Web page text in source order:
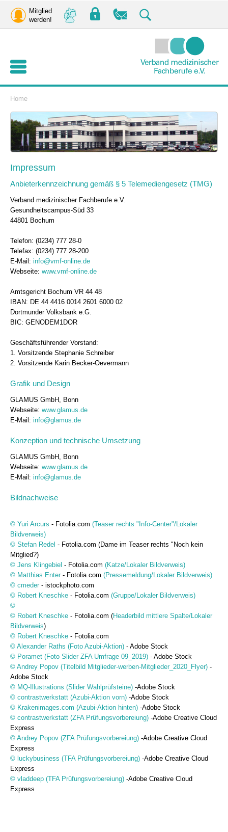
Mitglied
werden!
Home
Impressum
Anbieterkennzeichnung gemäß § 5 Telemediengesetz (TMG)
Verband medizinischer Fachberufe e.V.
Gesundheitscampus-Süd 33
44801 Bochum
Telefon: (0234) 777 28-0
Telefax: (0234) 777 28-200
E-Mail: info@vmf-online.de
Webseite: www.vmf-online.de
Amtsgericht Bochum VR 44 48
IBAN: DE 44 4416 0014 2601 6000 02
Dortmunder Volksbank e.G.
BIC: GENODEM1DOR
Geschäftsführender Vorstand:
1. Vorsitzende Stephanie Schreiber
2. Vorsitzende Karin Becker-Oevermann
Grafik und Design
GLAMUS GmbH, Bonn
Webseite: www.glamus.de
E-Mail: info@glamus.de
Konzeption und technische Umsetzung
GLAMUS GmbH, Bonn
Webseite: www.glamus.de
E-Mail: info@glamus.de
Bildnachweise
© Yuri Arcurs - Fotolia.com (Teaser rechts "Info-Center"/Lokaler
Bildverweis)
© Stefan Redel - Fotolia.com (Dame im Teaser rechts "Noch kein
Mitglied?)
© Jens Klingebiel - Fotolia.com (Katze/Lokaler Bildverweis)
© Matthias Enter- Fotolia.com (Pressemeldung/Lokaler Bildverweis)
© cmeder- istockphoto.com
© Robert Kneschke - Fotolia.com (Gruppe/Lokaler Bildverweis)
©
© Robert Kneschke - Fotolia.com (Headerbild mittlere Spalte/Lokaler
Bildverweis)
© Robert Kneschke - Fotolia.com
© Alexander Raths (Foto Azubi-Aktion) - Adobe Stock
© Poramet (Foto Slider ZFA Umfrage 09_2019) - Adobe Stock
© Andrey Popov (Titelbild Mitglieder-werben-Mitglieder_2020_Flyer) -
Adobe Stock
© MQ-Illustrations (Slider Wahlprüfsteine) -Adobe Stock
© contrastwerkstatt (Azubi-Aktion vorn) -Adobe Stock
© Krakenimages.com (Azubi-Aktion hinten) -Adobe Stock
© contrastwerkstatt (ZFA Prüfungsvorbereiung) -Adobe Creative Cloud
Express
© Andrey Popov (ZFA Prüfungsvorbereiung) -Adobe Creative Cloud
Express
© luckybusiness (TFA Prüfungsvorbereiung) -Adobe Creative Cloud
Express
© vladdeep (TFA Prüfungsvorbereiung) -Adobe Creative Cloud
Express